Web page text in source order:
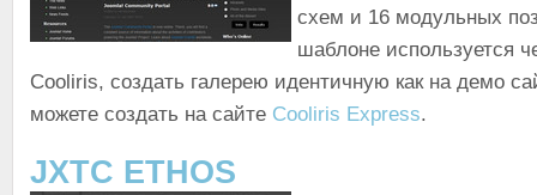
схем и 16 модульных
шаблоне используется
Cooliris, создать галерею идентичную как на демо
можете создать на сайте Cooliris Express.
JXTC ETHOS